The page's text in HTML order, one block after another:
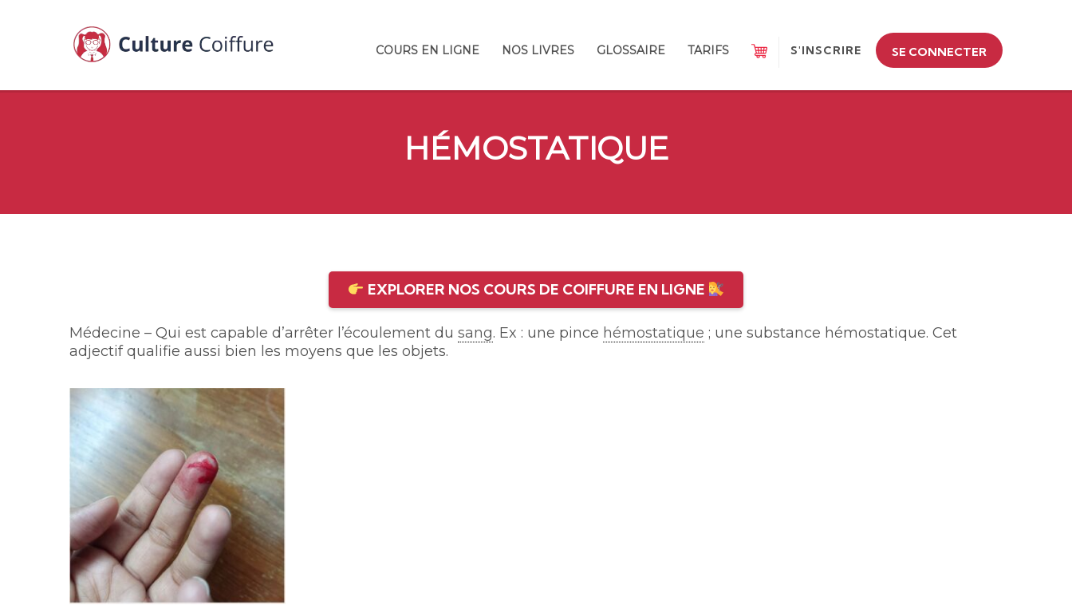
S'INSCRIRE SE CONNECTER
COURS EN LIGNE NOS LIVRES GLOSSAIRE TARIFS
HÉMOSTATIQUE
EXPLORER NOS COURS DE COIFFURE EN LIGNE
Médecine – Qui est capable d’arrêter l’écoulement du sang. Ex : une pince hémostatique ; une substance hémostatique. Cet
adjectif qualifie aussi bien les moyens que les objets.